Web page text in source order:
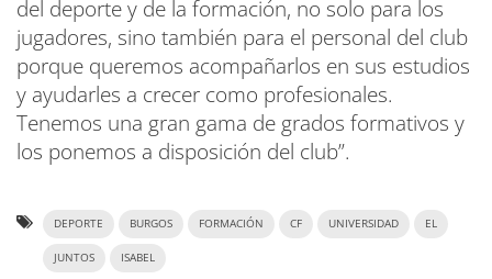
del deporte y de la formación, no solo para los
jugadores, sino también para el personal del club
porque queremos acompañarlos en sus estudios
y ayudarles a crecer como profesionales.
Tenemos una gran gama de grados formativos y
los ponemos a disposición del club”.
DEPORTE BURGOS FORMACIÓN CF UNIVERSIDAD EL
JUNTOS ISABEL